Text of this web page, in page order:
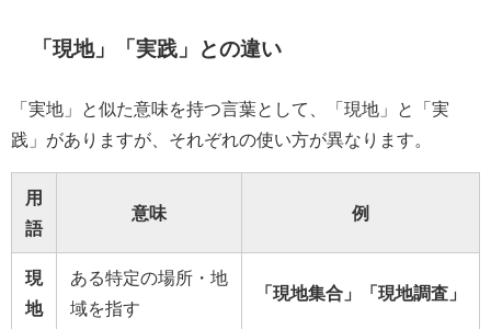
「現地」「実践」との違い
「実地」と似た意味を持つ言葉として、「現地」と「実
践」がありますが、それぞれの使い方が異なります。
用
語
意味 例
現
地
ある特定の場所・地
域を指す
「現地集合」「現地調査」